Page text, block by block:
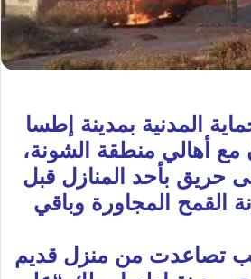
المدنية بمدينة إطسا
مع أهالي منطقة الشونة،
حريق بأحد المنازل قبل
القمح المجاورة وباقي
تصاعدت من منزل قديم